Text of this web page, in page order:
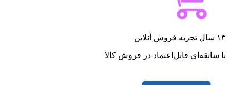
۱۳ سال تجربه فروش آنلاین
با سابقه‌ای قابل‌اعتماد در فروش کالا